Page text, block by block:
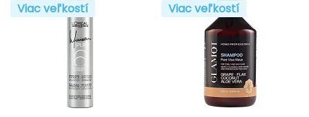
Viac veľkostí Viac veľkostí